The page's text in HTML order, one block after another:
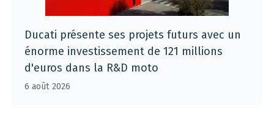
Ducati présente ses projets futurs avec un
énorme investissement de 121 millions
d'euros dans la R&D moto
6 août 2026